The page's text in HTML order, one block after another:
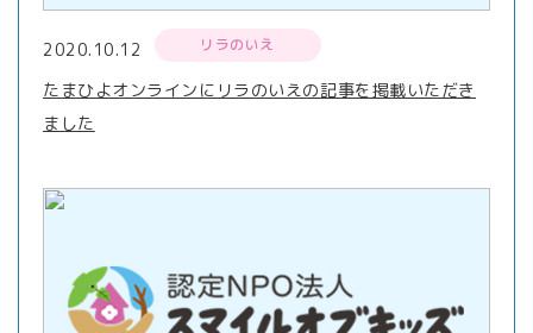
2020.10.12 リラのいえ
たまひよオンラインにリラのいえの記事を掲載いただき
ました